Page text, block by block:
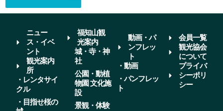
ニュー
ス・イベ
ント
観光案内
所
・レンタサイ
クル
・目指せ桜の
福知山観
光案内
城・寺・神
社
公園・動植
物園 文化施
設
景観・体験
動画・パ
ンフレッ
ト
・動画
・パンフレッ
ト
会員一覧
観光協会
について
プライバ
シーポリ
シー